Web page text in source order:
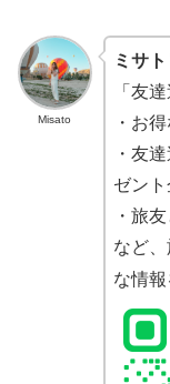
Misato
ミサ
「友
・お
・友
ゼン
・旅
など
な情